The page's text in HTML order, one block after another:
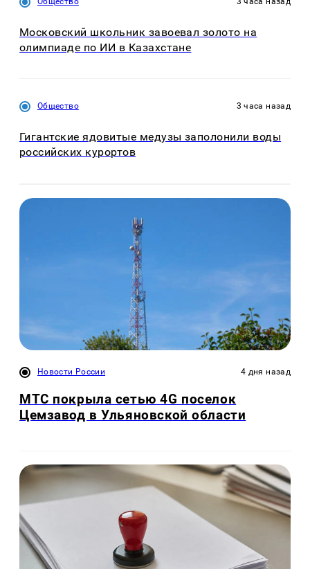
Московский школьник завоевал золото на
олимпиаде по ИИ в Казахстане
Общество 3 часа назад
Гигантские ядовитые медузы заполонили воды
российских курортов
Новости России 4 дня назад
МТС покрыла сетью 4G поселок
Цемзавод в Ульяновской области